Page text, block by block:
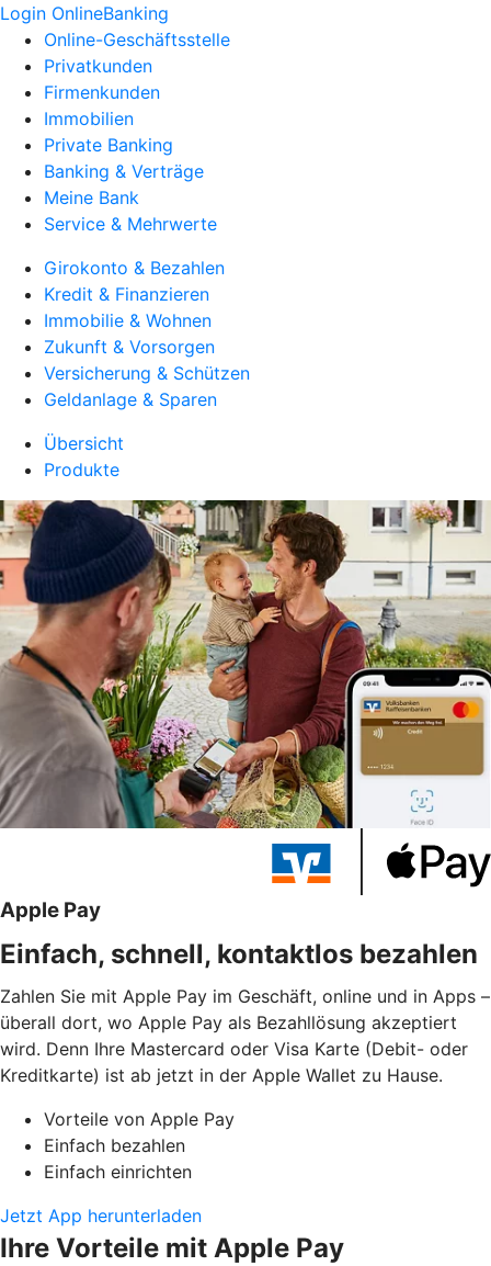
Login OnlineBanking
Online-Geschäftsstelle
Privatkunden
Firmenkunden
Immobilien
Private Banking
Banking & Verträge
Meine Bank
Service & Mehrwerte
Girokonto & Bezahlen
Kredit & Finanzieren
Immobilie & Wohnen
Zukunft & Vorsorgen
Versicherung & Schützen
Geldanlage & Sparen
Übersicht
Produkte
Apple Pay
Einfach, schnell, kontaktlos bezahlen
Zahlen Sie mit Apple Pay im Geschäft, online und in Apps –
überall dort, wo Apple Pay als Bezahllösung akzeptiert
wird. Denn Ihre Mastercard oder Visa Karte (Debit- oder
Kreditkarte) ist ab jetzt in der Apple Wallet zu Hause.
Vorteile von Apple Pay
Einfach bezahlen
Einfach einrichten
Jetzt App herunterladen
Ihre Vorteile mit Apple Pay